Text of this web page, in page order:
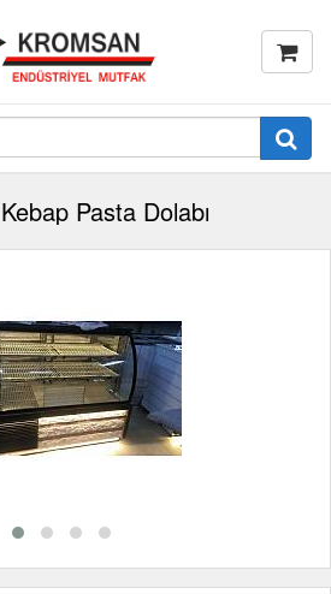
Pasta Dolabı